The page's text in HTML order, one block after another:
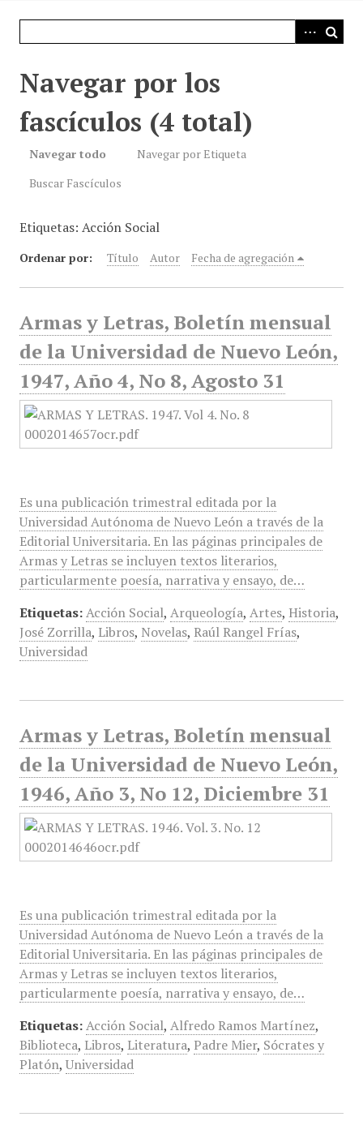
Navegar por los
fascículos (4 total)
Navegar todo
Navegar por Etiqueta
Buscar Fascículos
Etiquetas: Acción Social
Ordenar por: Título Autor Fecha de agregación
Armas y Letras, Boletín mensual
de la Universidad de Nuevo León,
1947, Año 4, No 8, Agosto 31
Es una publicación trimestral editada por la
Universidad Autónoma de Nuevo León a través de la
Editorial Universitaria. En las páginas principales de
Armas y Letras se incluyen textos literarios,
particularmente poesía, narrativa y ensayo, de…
Etiquetas: Acción Social, Arqueología, Artes, Historia,
José Zorrilla, Libros, Novelas, Raúl Rangel Frías,
Universidad
Armas y Letras, Boletín mensual
de la Universidad de Nuevo León,
1946, Año 3, No 12, Diciembre 31
Es una publicación trimestral editada por la
Universidad Autónoma de Nuevo León a través de la
Editorial Universitaria. En las páginas principales de
Armas y Letras se incluyen textos literarios,
particularmente poesía, narrativa y ensayo, de…
Etiquetas: Acción Social, Alfredo Ramos Martínez,
Biblioteca, Libros, Literatura, Padre Mier, Sócrates y
Platón, Universidad